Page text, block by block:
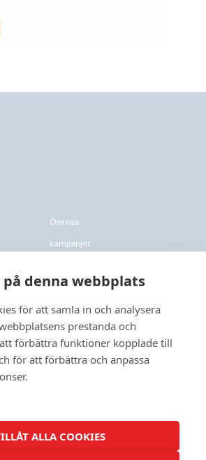
Om oss
kampanjer
FAQs
61 Lund
på denna webbplats
för att samla in och analysera
prestanda och
förbättra funktioner kopplade till
för att förbättra och anpassa
ALLA COOKIES